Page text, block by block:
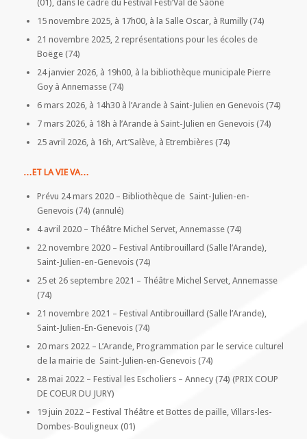
(01), dans le cadre du Festival Festi’Val de Saône
15 novembre 2025, à 17h00, à la Salle Oscar, à Rumilly (74)
21 novembre 2025, 2 représentations pour les écoles de
Boëge (74)
24 janvier 2026, à 19h00, à la bibliothèque municipale Pierre
Goy à Annemasse (74)
6 mars 2026, à 14h30 à l’Arande à Saint-Julien en Genevois (74)
7 mars 2026, à 18h à l’Arande à Saint-Julien en Genevois (74)
25 avril 2026, à 16h, Art’Salève, à Etrembières (74)
…ET LA VIE VA…
Prévu 24 mars 2020 – Bibliothèque de Saint-Julien-en-
Genevois (74) (annulé)
4 avril 2020 – Théâtre Michel Servet, Annemasse (74)
22 novembre 2020 – Festival Antibrouillard (Salle l’Arande),
Saint-Julien-en-Genevois (74)
25 et 26 septembre 2021 – Théâtre Michel Servet, Annemasse
(74)
21 novembre 2021 – Festival Antibrouillard (Salle l’Arande),
Saint-Julien-En-Genevois (74)
20 mars 2022 – L’Arande, Programmation par le service culturel
de la mairie de Saint-Julien-en-Genevois (74)
28 mai 2022 – Festival les Escholiers – Annecy (74) (PRIX COUP
DE COEUR DU JURY)
19 juin 2022 – Festival Théâtre et Bottes de paille, Villars-les-
Dombes-Bouligneux (01)